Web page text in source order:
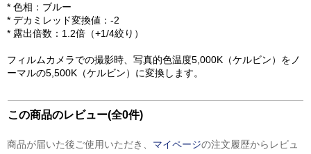
* 色相：ブルー
* デカミレッド変換値：-2
* 露出倍数：1.2倍（+1/4絞り）
フィルムカメラでの撮影時、写真的色温度5,000K（ケルビン）をノ
ーマルの5,500K（ケルビン）に変換します。
この商品のレビュー(全0件)
商品が届いた後ご使用いただき、 マイページの注文履歴からレビュ